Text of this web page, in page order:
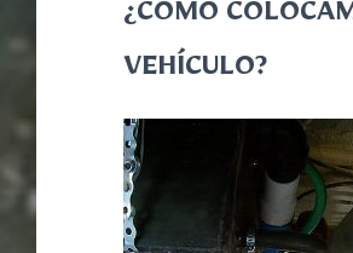
¿CÓMO
VEHÍCULO?